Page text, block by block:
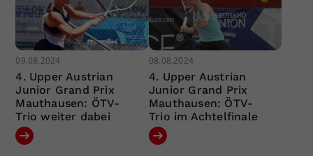
09.08.2024
4. Upper Austrian
Junior Grand Prix
Mauthausen: ÖTV-
Trio weiter dabei
08.08.2024
4. Upper Austrian
Junior Grand Prix
Mauthausen: ÖTV-
Trio im Achtelfinale